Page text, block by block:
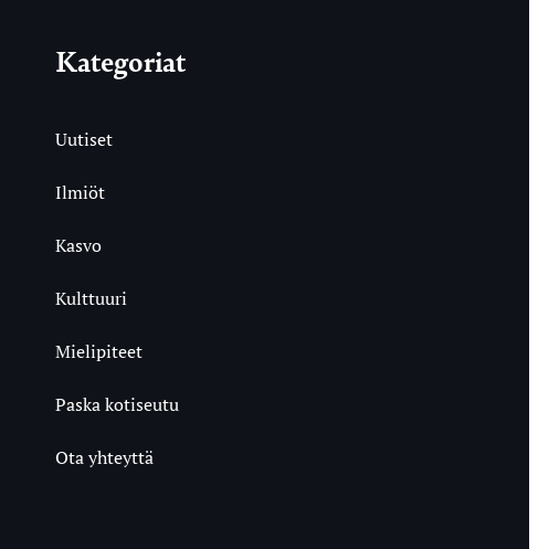
Kategoriat
Uutiset
Ilmiöt
Kasvo
Kulttuuri
Mielipiteet
Paska kotiseutu
Ota yhteyttä